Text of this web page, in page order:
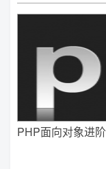
PHP面向对象进